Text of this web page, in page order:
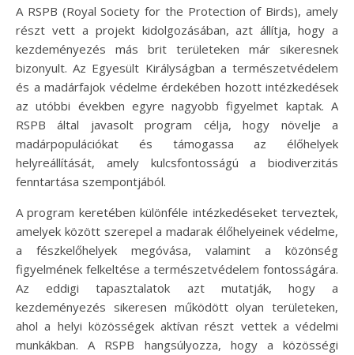
A RSPB (Royal Society for the Protection of Birds), amely
részt vett a projekt kidolgozásában, azt állítja, hogy a
kezdeményezés más brit területeken már sikeresnek
bizonyult. Az Egyesült Királyságban a természetvédelem
és a madárfajok védelme érdekében hozott intézkedések
az utóbbi években egyre nagyobb figyelmet kaptak. A
RSPB által javasolt program célja, hogy növelje a
madárpopulációkat és támogassa az élőhelyek
helyreállítását, amely kulcsfontosságú a biodiverzitás
fenntartása szempontjából.
A program keretében különféle intézkedéseket terveztek,
amelyek között szerepel a madarak élőhelyeinek védelme,
a fészkelőhelyek megóvása, valamint a közönség
figyelmének felkeltése a természetvédelem fontosságára.
Az eddigi tapasztalatok azt mutatják, hogy a
kezdeményezés sikeresen működött olyan területeken,
ahol a helyi közösségek aktívan részt vettek a védelmi
munkákban. A RSPB hangsúlyozza, hogy a közösségi